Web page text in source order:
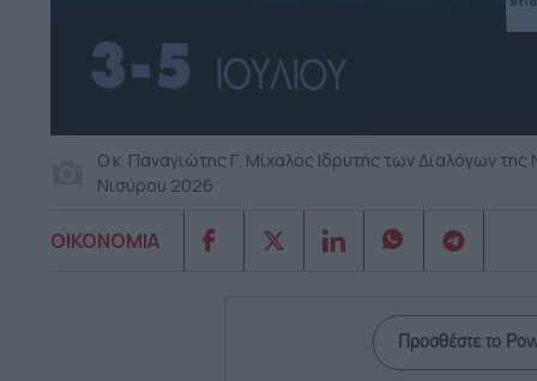
Ο κ. Παναγιώτης Γ. Μίχαλος Ιδρυτής των Διαλόγων
Νισύρου 2026
ΟΙΚΟΝΟΜΙΑ
Προσθέστε το